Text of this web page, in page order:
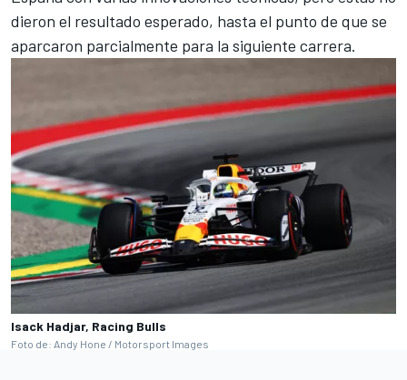
dieron el resultado esperado, hasta el punto de que se
aparcaron parcialmente para la siguiente carrera.
Isack Hadjar, Racing Bulls
Foto de: Andy Hone / Motorsport Images